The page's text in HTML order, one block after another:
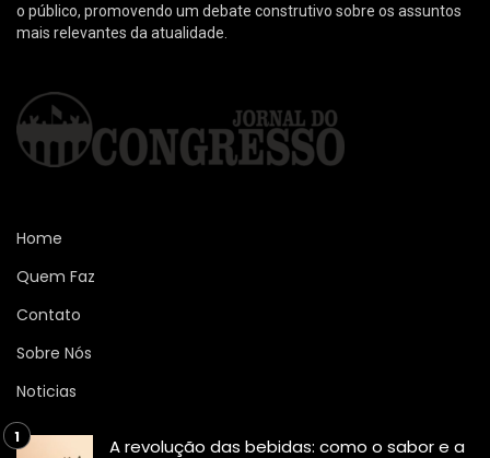
o público, promovendo um debate construtivo sobre os assuntos
mais relevantes da atualidade.
Home
Quem Faz
Contato
Sobre Nós
Noticias
A revolução das bebidas: como o sabor e a